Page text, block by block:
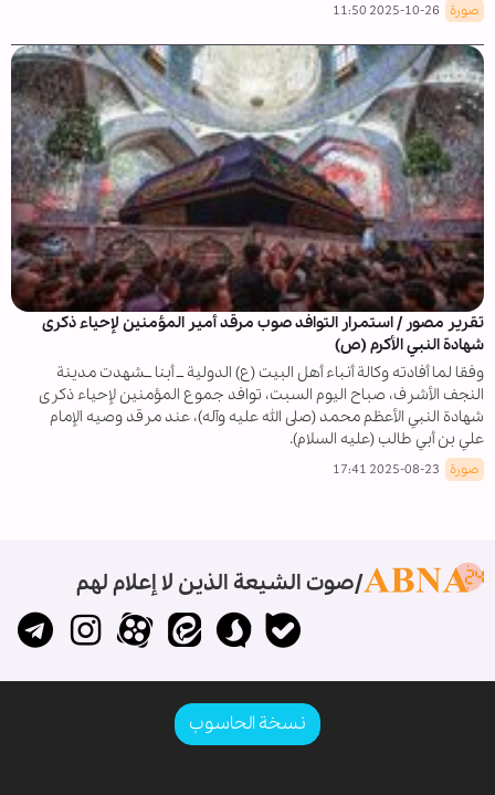
صورة 2025-10-26 11:50
تقریر مصور / استمرار التوافد صوب مرقد أمير المؤمنين لإحياء ذكرى
شهادة النبي الأكرم (ص)
وفقا لما أفادته وكالة أنباء أهل البيت (ع) الدولية ــ أبنا ــشهدت مدينة
النجف الأشرف، صباح اليوم السبت، توافد جموع المؤمنين لإحياء ذكرى
شهادة النبي الأعظم محمد (صلى الله عليه وآله)، عند مرقد وصيه الإمام
علي بن أبي طالب (عليه السلام).
صورة 2025-08-23 17:41
صوت الشيعة الذين لا إعلام لهم
نسخة الحاسوب